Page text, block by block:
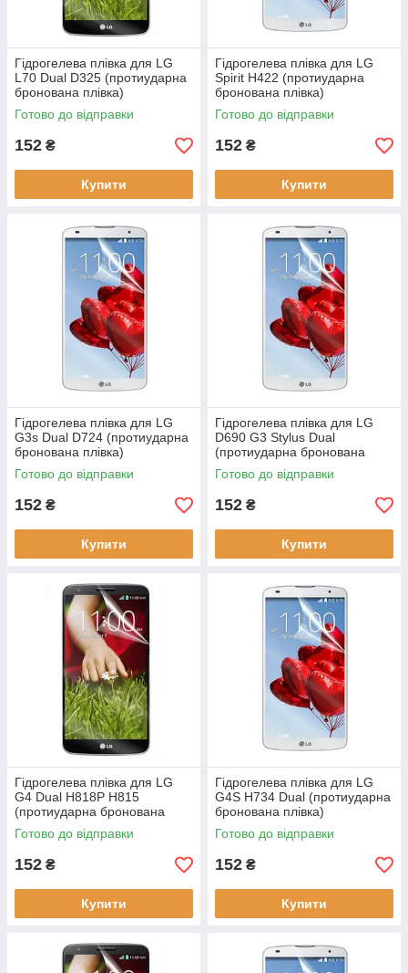
Гідрогелева плівка для LG
L70 Dual D325 (протиударна
бронована плівка)
Готово до відправки
152 ₴
Купити
Гідрогелева плівка для LG
Spirit H422 (протиударна
бронована плівка)
Готово до відправки
152 ₴
Купити
Гідрогелева плівка для LG
G3s Dual D724 (протиударна
бронована плівка)
Готово до відправки
152 ₴
Купити
Гідрогелева плівка для LG
D690 G3 Stylus Dual
(протиударна бронована
плівка)
Готово до відправки
152 ₴
Купити
Гідрогелева плівка для LG
G4 Dual H818P H815
(протиударна бронована
плівка)
Готово до відправки
152 ₴
Купити
Гідрогелева плівка для LG
G4S H734 Dual (протиударна
бронована плівка)
Готово до відправки
152 ₴
Купити